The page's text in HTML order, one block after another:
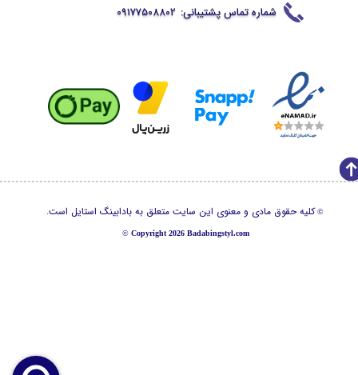
©کلیه حقوق مادی و معنوی این سایت متعلق به بادابینگ استایل است.
© Copyright 2026 Badabingstyl.com
شماره تماس پشتیبانی: 09177508802